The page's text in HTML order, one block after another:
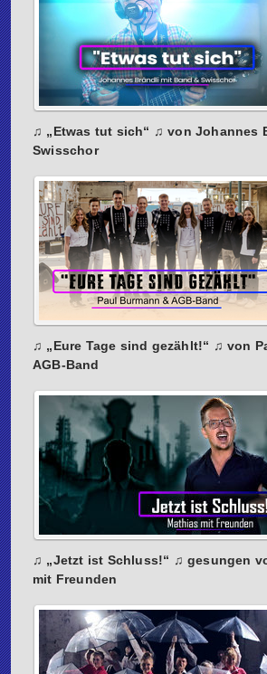
♫ „Etwas tut sich“ ♫ von Johannes
Swisschor
♫ „Eure Tage sind gezählt!“ ♫ von
AGB-Band
♫ „Jetzt ist Schluss!“ ♫ gesungen
mit Freunden